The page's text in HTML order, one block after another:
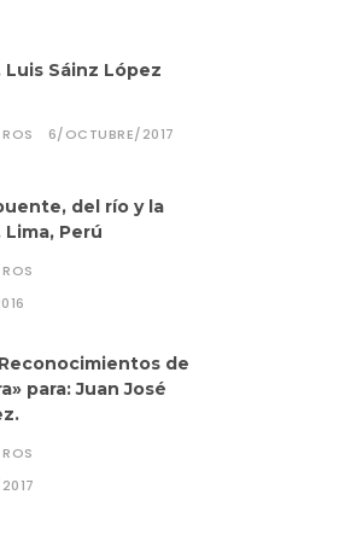
Luis Sáinz López
6/OCTUBRE/2017
del río y la
Perú
de
para: Juan José